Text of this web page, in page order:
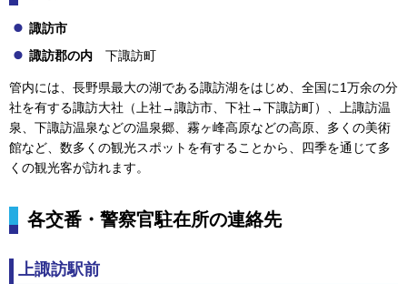
諏訪市
諏訪郡の内
下諏訪町
管内には、長野県最大の湖である諏訪湖をはじめ、全国に1万余の分
社を有する諏訪大社（上社→諏訪市、下社→下諏訪町）、上諏訪温
泉、下諏訪温泉などの温泉郷、霧ヶ峰高原などの高原、多くの美術
館など、数多くの観光スポットを有することから、四季を通じて多
くの観光客が訪れます。
各交番・警察官駐在所の連絡先
上諏訪駅前